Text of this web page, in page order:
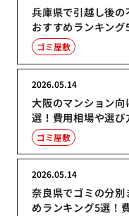
兵庫県で引越し後
おすすめランキング
ゴミ屋敷
大阪のマンション
選！費用相場や選
2026.05.14
ゴミ屋敷
奈良県でゴミの分
めランキング5選！
2026.05.14